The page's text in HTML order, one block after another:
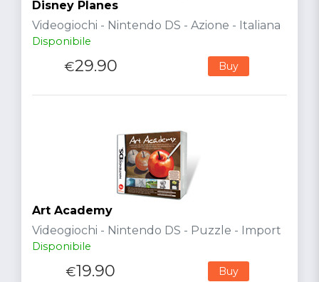
Disney Planes
Videogiochi - Nintendo DS - Azione - Italiana
Disponibile
€29.90 Buy
Art Academy
Videogiochi - Nintendo DS - Puzzle - Import
Disponibile
€19.90 Buy